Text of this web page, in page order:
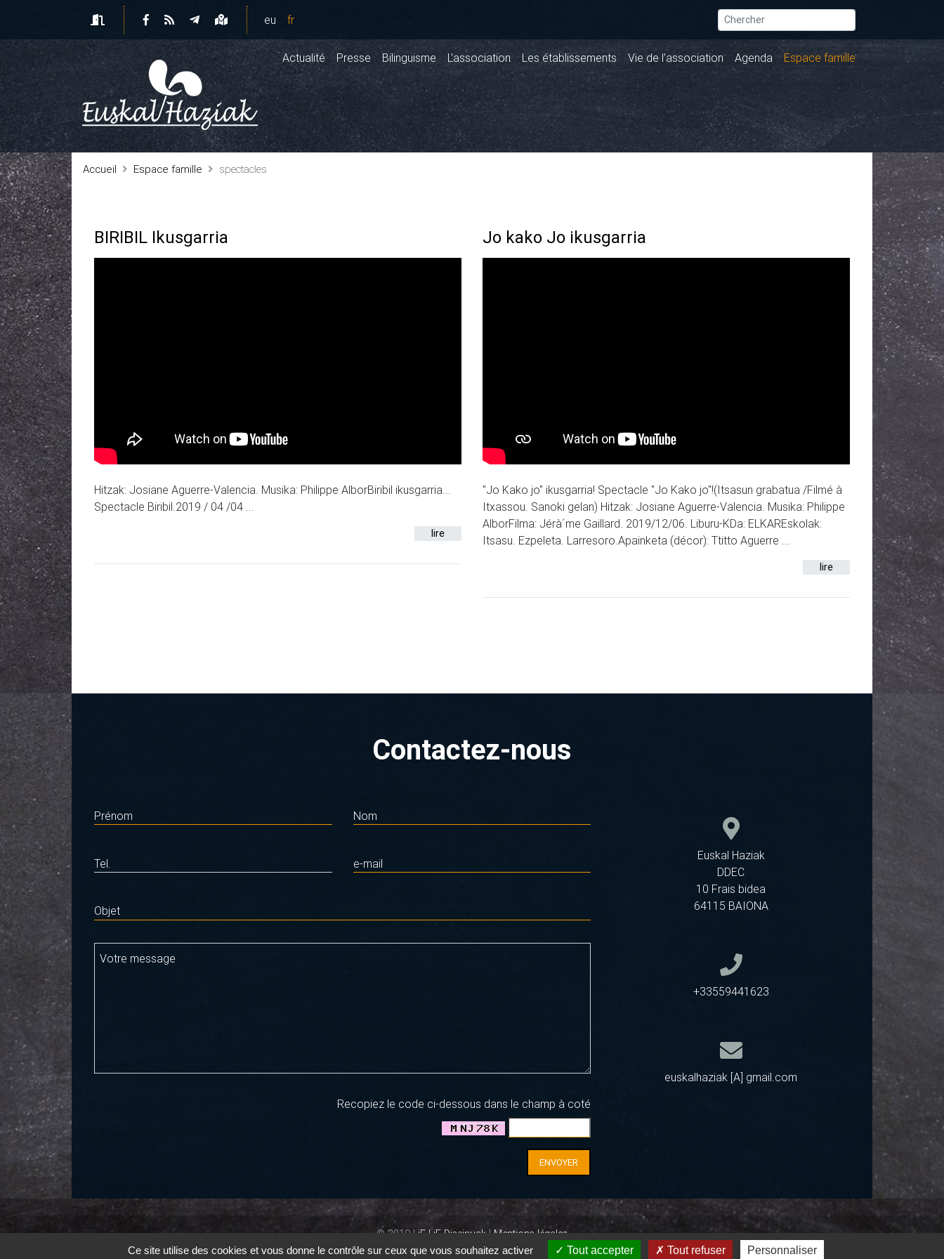
eu fr
Actualité Presse Bilinguisme L'association Les établissements Vie de l'association Agenda Espace famille
Accueil Espace famille spectacles
BIRIBIL Ikusgarria
Hitzak: Josiane Aguerre-Valencia. Musika: Philippe AlborBiribil ikusgarria...
Spectacle Biribil.2019 / 04 /04 ...
lire
Jo kako Jo ikusgarria
"Jo Kako jo" ikusgarria! Spectacle "Jo Kako jo"!(Itsasun grabatua /Filmé à
Itxassou. Sanoki gelan) Hitzak: Josiane Aguerre-Valencia. Musika: Philippe
AlborFilma: Jérà´me Gaillard. 2019/12/06. Liburu-KDa: ELKAREskolak:
Itsasu. Ezpeleta. Larresoro.Apainketa (décor): Ttitto Aguerre ...
lire
Contactez-nous
Prénom Nom
Tel. e-mail
Objet
Votre message
Recopiez le code ci-dessous dans le champ à coté
ENVOYER
Euskal Haziak
DDEC
10 Frais bidea
64115 BAIONA
+33559441623
euskalhaziak [A] gmail.com
© 2019 | iF | iF Diseinuak | Mentions légales
Ce site utilise des cookies et vous donne le contrôle sur ceux que vous souhaitez activer Tout accepter Tout refuser Personnaliser